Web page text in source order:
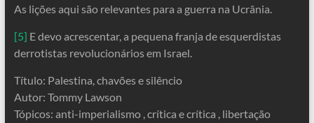
As lições aqui são relevantes para a guerra na Ucrânia.
[5] E devo acrescentar, a pequena franja de esquerdistas
derrotistas revolucionários em Israel.
Título: Palestina, chavões e silêncio
Autor: Tommy Lawson
Tópicos: anti-imperialismo , crítica e crítica , libertação